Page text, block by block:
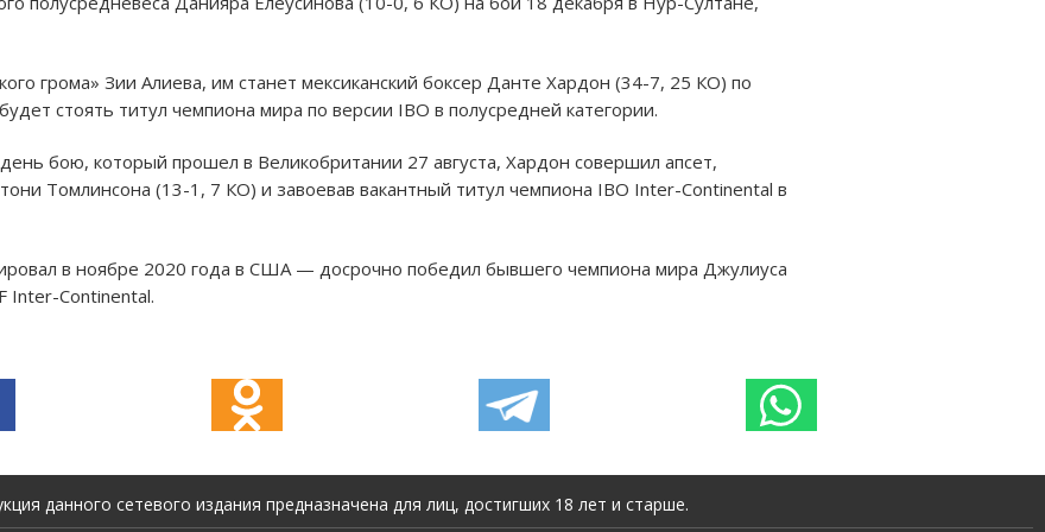
грома» Зии Алиева, им станет мексиканский боксер Данте Хардон (34-7, 25 КО) по
стоять титул чемпиона мира по версии IBO в полусредней категории.
бою, который прошел в Великобритании 27 августа, Хардон совершил апсет,
Томлинсона (13-1, 7 КО) и завоевав вакантный титул чемпиона IBO Inter-Continental в
в ноябре 2020 года в США — досрочно победил бывшего чемпиона мира Джулиуса
Inter-Continental.
данного сетевого издания предназначена для лиц, достигших 18 лет и старше.